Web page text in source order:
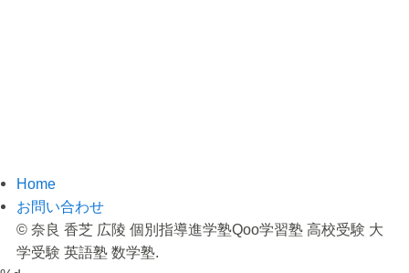
Home
お問い合わせ
©奈良 香芝 広陵 個別指導進学塾Qoo学習塾 高校受験 大
学受験 英語塾 数学塾.